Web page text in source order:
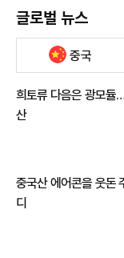
글로벌 뉴스
중국
희토류 다음은 광모듈
산
중국산 에어콘을 웃돈
디